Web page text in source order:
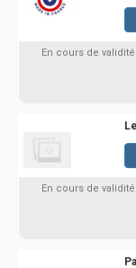
En cours de validité
En cours de validité